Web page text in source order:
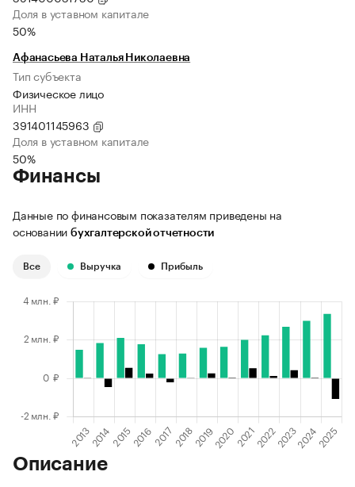
Доля в уставном капитале
50%
Афанасьева Наталья Николаевна
Тип субъекта
Физическое лицо
ИНН
391401145963
Доля в уставном капитале
50%
Финансы
Данные по финансовым показателям приведены на
основании бухгалтерской отчетности
Все Выручка Прибыль
Описание